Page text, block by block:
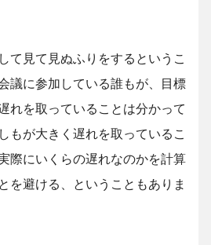
て見て見ぬふりをするというこ
議に参加している誰もが、目標
れを取っていることは分かって
もが大きく遅れを取っているこ
際にいくらの遅れなのかを計算
を避ける、ということもありま